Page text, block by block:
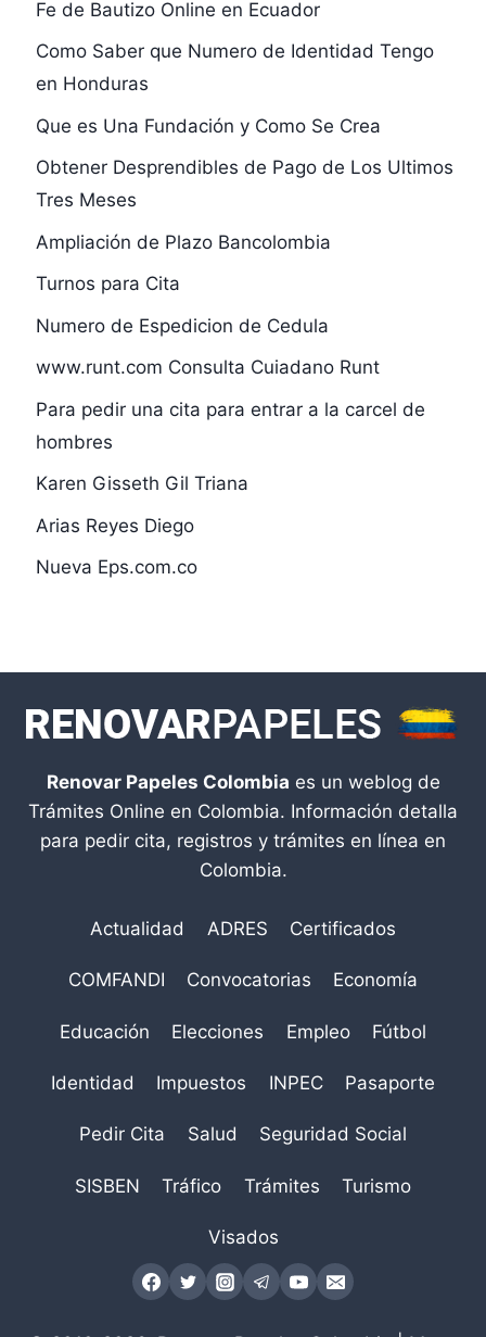
Fe de Bautizo Online en Ecuador
Como Saber que Numero de Identidad Tengo
en Honduras
Que es Una Fundación y Como Se Crea
Obtener Desprendibles de Pago de Los Ultimos
Tres Meses
Ampliación de Plazo Bancolombia
Turnos para Cita
Numero de Espedicion de Cedula
www.runt.com Consulta Cuiadano Runt
Para pedir una cita para entrar a la carcel de
hombres
Karen Gisseth Gil Triana
Arias Reyes Diego
Nueva Eps.com.co
Renovar Papeles Colombia es un weblog de
Trámites Online en Colombia. Información detalla
para pedir cita, registros y trámites en línea en
Colombia.
Actualidad ADRES Certificados
COMFANDI Convocatorias Economía
Educación Elecciones Empleo Fútbol
Identidad Impuestos INPEC Pasaporte
Pedir Cita Salud Seguridad Social
SISBEN Tráfico Trámites Turismo
Visados